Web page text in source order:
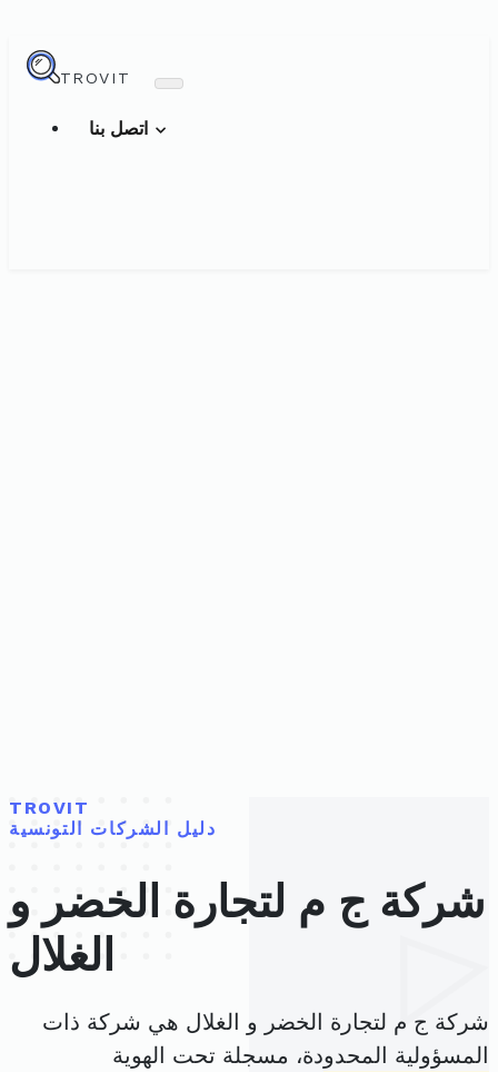
TROVIT
TROVIT
دليل الشركات التونسية
شركة ج م لتجارة الخضر و
الغلال
شركة ج م لتجارة الخضر و الغلال هي شركة ذات
المسؤولية المحدودة، مسجلة تحت الهوية